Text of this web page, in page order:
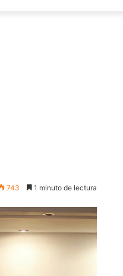
743 1 minuto de lectura